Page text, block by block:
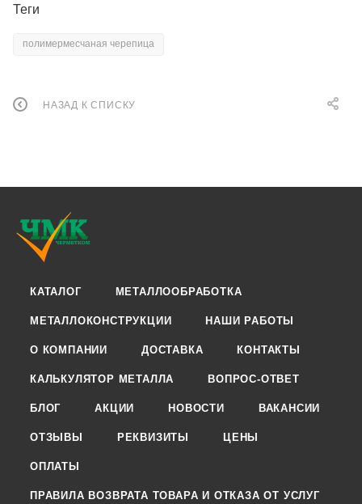
Теги
полимермесчаная черепица
НАЗАД К СПИСКУ
КАТАЛОГ МЕТАЛЛООБРАБОТКА
МЕТАЛЛОКОНСТРУКЦИИ НАШИ РАБОТЫ
О КОМПАНИИ ДОСТАВКА КОНТАКТЫ
КАЛЬКУЛЯТОР МЕТАЛЛА ВОПРОС-ОТВЕТ
БЛОГ АКЦИИ НОВОСТИ ВАКАНСИИ
ОТЗЫВЫ РЕКВИЗИТЫ ЦЕНЫ
ОПЛАТЫ
ПРАВИЛА ВОЗВРАТА ТОВАРА И ОТКАЗА ОТ УСЛУГ